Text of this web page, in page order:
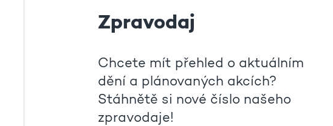
Zpravodaj
Chcete mít přehled o aktuálním
dění a plánovaných akcích?
Stáhnětě si nové číslo našeho
zpravodaje!